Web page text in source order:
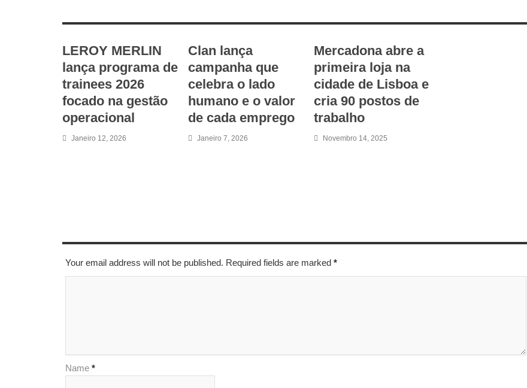
LEROY MERLIN
lança programa de
trainees 2026
focado na gestão
operacional
Janeiro 12, 2026
Clan lança
campanha que
celebra o lado
humano e o valor
de cada emprego
Janeiro 7, 2026
Mercadona abre a
primeira loja na
cidade de Lisboa e
cria 90 postos de
trabalho
Novembro 14, 2025
Your email address will not be published. Required fields are marked *
Name *